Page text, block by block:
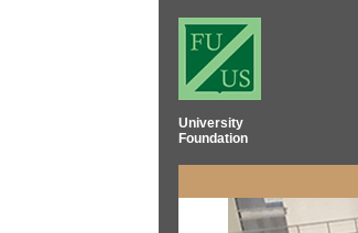
University
Foundation